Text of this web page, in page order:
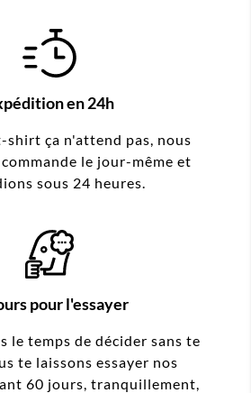
en 24h
shirt ça n'attend pas, nous
le jour-même et
sous 24 heures.
pour l'essayer
le temps de décider sans te
te laissons essayer nos
60 jours, tranquillement,